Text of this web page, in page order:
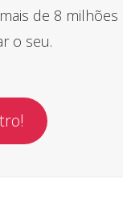
de 8 milhões
o seu.